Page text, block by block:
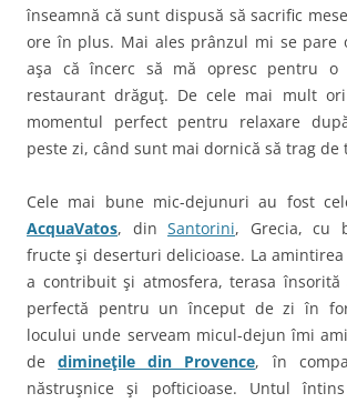
înseamnă că sunt dispusă să sacrific
ore în plus. Mai ales prânzul mi se pare
aşa că încerc să mă opresc pentru o
restaurant drăguţ. De cele mai mult
momentul perfect pentru relaxare
peste zi, când sunt mai dornică să trag de
Cele mai bune mic-dejunuri au fost
AcquaVatos, din Santorini, Grecia, cu
fructe şi deserturi delicioase. La
a contribuit şi atmosfera, terasa
perfectă pentru un început de zi în
locului unde serveam micul-dejun îmi
dedimineţile din Provence, în
năstruşnice şi pofticioase. Untul